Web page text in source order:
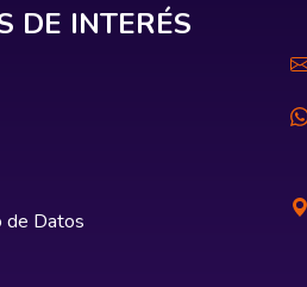
DE INTERÉS
de Datos